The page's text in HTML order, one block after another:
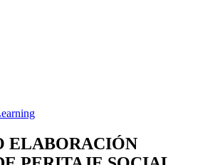
ELABORACIÓN